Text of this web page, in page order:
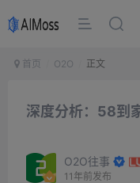
首页 O2O 正文
深度分析：58到
O2O往事
11年前发布